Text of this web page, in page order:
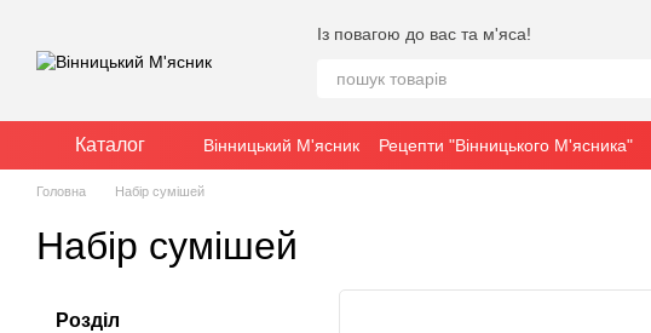
Із повагою до вас та м'яса!
Каталог Вінницький М'ясник Рецепти "Вінницького М'ясника"
Угода користувача
Акція "Великий засол — 2026"
Головна Набір сумішей
Набір сумішей
Розділ